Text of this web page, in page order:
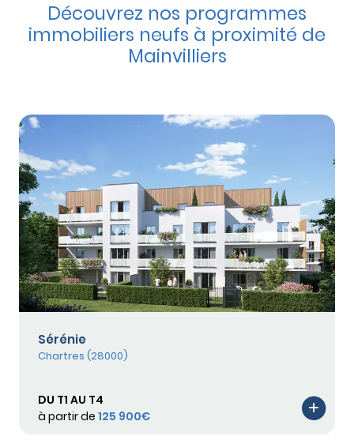
Découvrez nos programmes
immobiliers neufs à proximité de
Mainvilliers
Sérénie
Chartres (28000)
DU T1 AU T4
à partir de 125 900€